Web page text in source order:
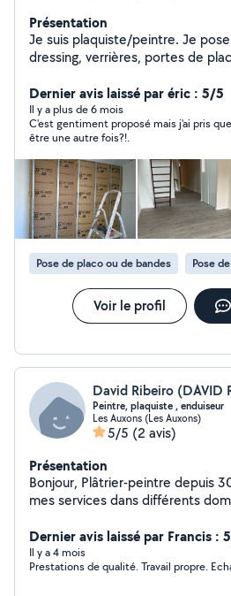
Présentation
Je suis plaquiste/peintre. Je pose également des
dressing, verrières, portes de placard. J'effectue
Dernier avis laissé par éric : 5/5
Il y a plus de 6 mois
C'est gentiment proposé mais j'ai pris
être une autre fois?!.
Pose de placo ou de bandes Pose
Voir le profil
David Ribeiro (DAVID
Peintre, plaquiste , enduiseur
Les Auxons (Les Auxons)
5/5 (2 avis)
Présentation
Bonjour, Plâtrier-peintre depuis 30 ans, je vous propose
mes services dans différents
finitions mais aussi pose de toile
tout autres produits décoratifs
Habitué aux gros chantiers
Dernier avis laissé par Francis :
Il y a 4 mois
Prestations de qualité. Travail propre.